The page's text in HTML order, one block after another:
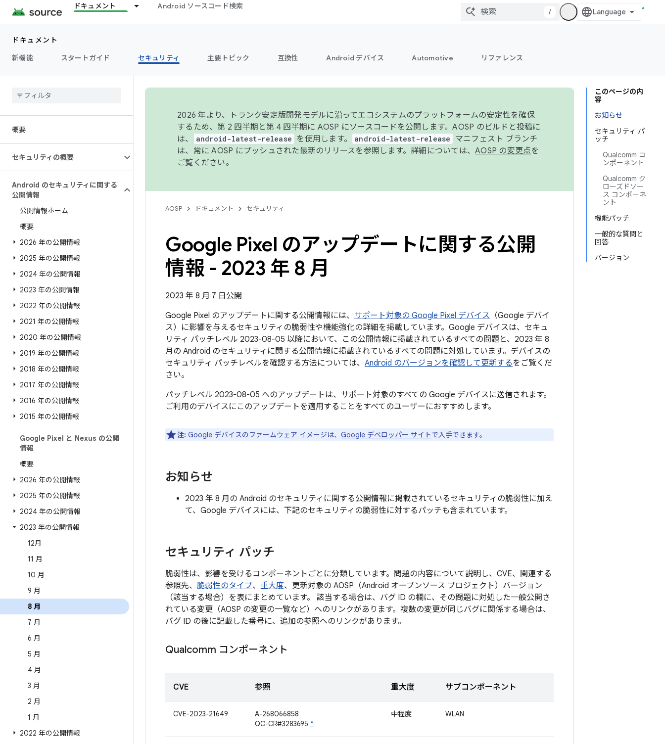
ドキュメント Android ソースコード検索
/
ドキュメント
新機能
スタートガイド セキュリティ 主要トピック 互換性 Android デバイス Automotive リファレンス
概要
セキュリティの概要
Android のセキュリティに関する
公開情報
公開情報ホーム
概要
2026 年の公開情報
2025 年の公開情報
2024 年の公開情報
2023 年の公開情報
2022 年の公開情報
2021 年の公開情報
2020 年の公開情報
2019 年の公開情報
2018 年の公開情報
2017 年の公開情報
2016 年の公開情報
2015 年の公開情報
Google Pixel と Nexus の公開
情報
概要
2026 年の公開情報
2025 年の公開情報
2024 年の公開情報
2023 年の公開情報
12月
11 月
10 月
9 月
8 月
7 月
6 月
5 月
4 月
3 月
2 月
1 月
2022 年の公開情報
このページの内
容
お知らせ
セキュリティ パ
ッチ
Qualcomm コ
ンポーネント
Qualcomm ク
ローズドソー
ス コンポーネ
ント
機能パッチ
一般的な質問と
回答
バージョン
2026 年より、トランク安定版開発モデルに沿ってエコシステムのプラットフォームの安定性を確保
するため、第 2 四半期と第 4 四半期に AOSP にソースコードを公開します。AOSP のビルドと投稿に
は、
android-latest-release を使用します。 android-latest-release
マニフェスト ブランチ
は、常に AOSP にプッシュされた最新のリリースを参照します。詳細については、 AOSP の変更点を
ご覧ください。
AOSP ドキュメント セキュリティ
Google Pixel のアップデートに関する公開
情報 - 2023 年 8 月
2023 年 8 月 7 日公開
Google Pixel のアップデートに関する公開情報には、 サポート対象の Google Pixel デバイス （Google デバイ
ス）に影響を与えるセキュリティの脆弱性や機能強化の詳細を掲載しています。Google デバイスは、セキュ
リティ パッチレベル 2023-08-05 以降において、この公開情報に掲載されているすべての問題と、2023 年 8
月の Android のセキュリティに関する公開情報に掲載されているすべての問題に対処しています。デバイスの
セキュリティ パッチレベルを確認する方法については、 Android のバージョンを確認して更新するをご覧くだ
さい。
パッチレベル 2023-08-05 へのアップデートは、サポート対象のすべての Google デバイスに送信されます。
ご利用のデバイスにこのアップデートを適用することをすべてのユーザーにおすすめします。
注: Google デバイスのファームウェア イメージは、 Google デベロッパー サイトで入手できます。
お知らせ
2023 年 8 月の Android のセキュリティに関する公開情報に掲載されているセキュリティの脆弱性に加え
て、Google デバイスには、下記のセキュリティの脆弱性に対するパッチも含まれています。
セキュリティ パッチ
脆弱性は、影響を受けるコンポーネントごとに分類しています。問題の内容について説明し、CVE、関連する
参照先、 脆弱性のタイプ、 重大度、更新対象の AOSP（Android オープンソース プロジェクト）バージョン
（該当する場合）を表にまとめています。 該当する場合は、バグ ID の欄に、その問題に対処した一般公開さ
れている変更（AOSP の変更の一覧など）へのリンクがあります。複数の変更が同じバグに関係する場合は、
バグ ID の後に記載した番号に、追加の参照へのリンクがあります。
Qualcomm コンポーネント
CVE 参照 重大度 サブコンポーネント
CVE-2023-21649
A-268066858
QC-CR#3283695 *
中程度 WLAN